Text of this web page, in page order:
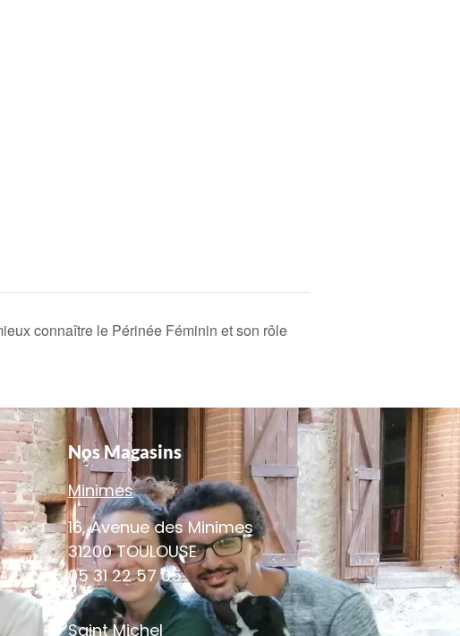
connaître le Périnée Féminin et son rôle
Nos Magasins
Minimes
16, Avenue des Minimes
31200 TOULOUSE
05 31 22 57 05
Saint Michel